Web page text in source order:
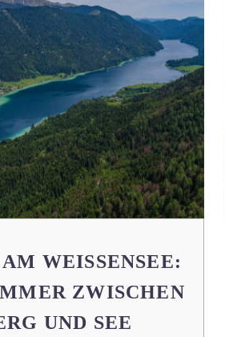
WEISSENSEE:
ZWISCHEN
UND SEE